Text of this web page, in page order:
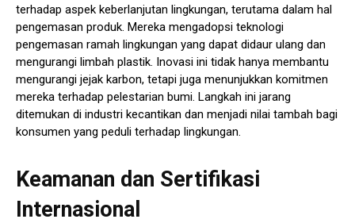
terhadap aspek keberlanjutan lingkungan, terutama dalam hal
pengemasan produk. Mereka mengadopsi teknologi
pengemasan ramah lingkungan yang dapat didaur ulang dan
mengurangi limbah plastik. Inovasi ini tidak hanya membantu
mengurangi jejak karbon, tetapi juga menunjukkan komitmen
mereka terhadap pelestarian bumi. Langkah ini jarang
ditemukan di industri kecantikan dan menjadi nilai tambah bagi
konsumen yang peduli terhadap lingkungan.
Keamanan dan Sertifikasi
Internasional